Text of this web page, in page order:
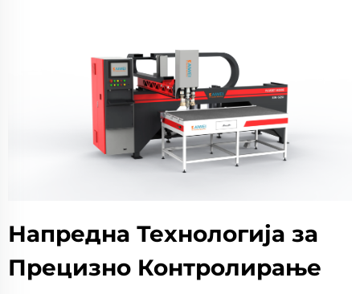
Напредна Технологија за
Прецизно Контролирање